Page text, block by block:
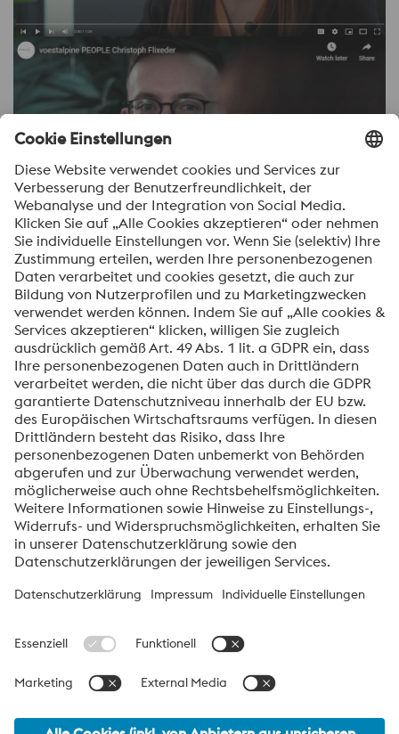
voestalpine High Performance Metals International
GmbH
Die voestalpine High Performance Metals International GmbH ist
eine österreichische Vertriebsgesellschaft der High Performance
Metals Division des voestalpine-Konzerns. Die Division
Produktsegmente und ist weltweit Marktführer für
Werkzeugstähle und Sonderwerkstoffe.
voestalpine Group Navigation